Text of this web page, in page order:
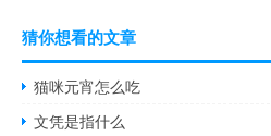
猜你想看的文章
猫咪元宵怎么吃
文凭是指什么